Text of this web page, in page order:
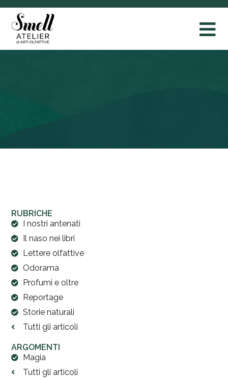
RUBRICHE
I nostri antenati
Il naso nei libri
Lettere olfattive
Odorama
Profumi e oltre
Reportage
Storie naturali
Tutti gli articoli
ARGOMENTI
Magia
Tutti gli articoli